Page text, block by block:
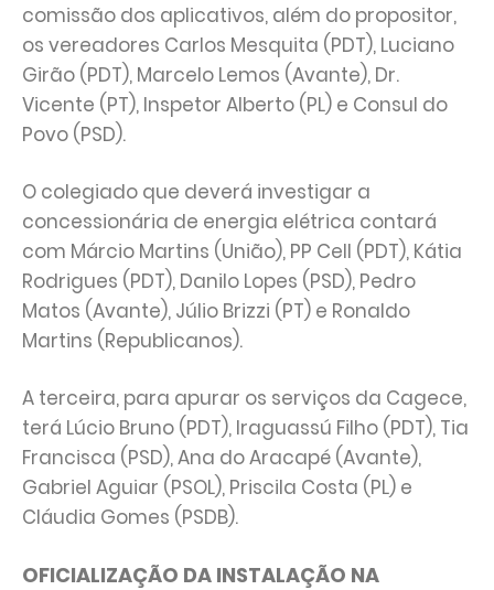
comissão dos aplicativos, além do propositor,
os vereadores Carlos Mesquita (PDT), Luciano
Girão (PDT), Marcelo Lemos (Avante), Dr.
Vicente (PT), Inspetor Alberto (PL) e Consul do
Povo (PSD).
O colegiado que deverá investigar a
concessionária de energia elétrica contará
com Márcio Martins (União), PP Cell (PDT), Kátia
Rodrigues (PDT), Danilo Lopes (PSD), Pedro
Matos (Avante), Júlio Brizzi (PT) e Ronaldo
Martins (Republicanos).
A terceira, para apurar os serviços da Cagece,
terá Lúcio Bruno (PDT), Iraguassú Filho (PDT), Tia
Francisca (PSD), Ana do Aracapé (Avante),
Gabriel Aguiar (PSOL), Priscila Costa (PL) e
Cláudia Gomes (PSDB).
OFICIALIZAÇÃO DA INSTALAÇÃO NA